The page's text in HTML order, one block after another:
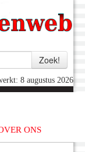
8 augustus 2026
ONS